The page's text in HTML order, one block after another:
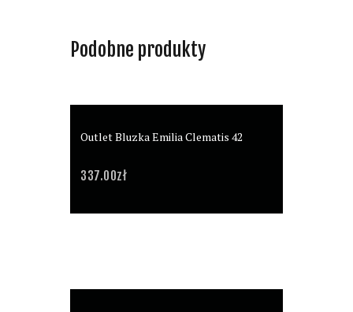
Podobne produkty
Outlet Bluzka Emilia Clematis 42
337.00zł